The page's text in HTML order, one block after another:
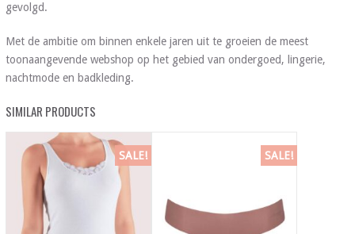
gevolgd.
Met de ambitie om binnen enkele jaren uit te groeien de meest
toonaangevende webshop op het gebied van ondergoed, lingerie,
nachtmode en badkleding.
SIMILAR PRODUCTS
SALE! SALE!